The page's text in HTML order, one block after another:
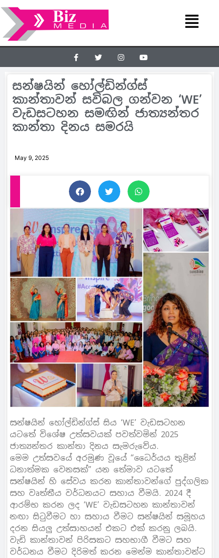
සන්ෂයින් හෝල්ඩින්ග්ස්
කාන්තාවන් සවිබල ගන්වන ‘WE’
වැඩසටහන සමඟින් ජාත්‍යන්තර
කාන්තා දිනය සමරයි
May 9, 2025
සන්ෂයින් හෝල්ඩින්ග්ස් සිය ‘WE’ වැඩසටහන
යටතේ විශේෂ උත්සවයක් පවත්වමින් 2025
ජාත්‍යන්තර කාන්තා දිනය සැමරුවේය.
මෙම උත්සවයේ අරමුණ වූයේ “ධෛර්යය තුළින්
ධනාත්මක වෙනසක්” යන තේමාව යටතේ
සන්ෂයින් හි සේවය කරන කාන්තාවන්ගේ පුද්ගලික
සහ වෘත්තීය වර්ධනයට සහාය වීමයි. 2024 දී
ආරම්භ කරන ලද ‘WE’ වැඩසටහන කාන්තාවන්
නඟා සිටුවීමට හා සහාය වීමට සන්ෂයින් සමූහය
දරන සියලු උත්සාහයන් එකට එක් කරනු ලබයි.
වැඩි කාන්තාවන් පිරිසකට සහභාගී වීමට සහ
වර්ධනය වීමට දිරිමත් කරන මෙන්ම කාන්තාවන්ට